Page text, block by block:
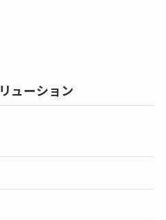
ューション